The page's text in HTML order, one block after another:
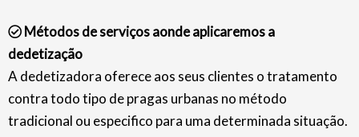
Métodos de serviços aonde aplicaremos a
dedetização
A dedetizadora oferece aos seus clientes o tratamento
contra todo tipo de pragas urbanas no método
tradicional ou especifico para uma determinada situação.